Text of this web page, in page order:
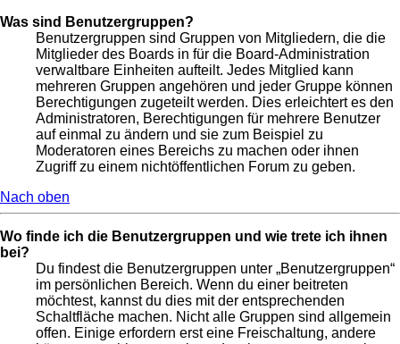
Was sind Benutzergruppen?
Benutzergruppen sind Gruppen von Mitgliedern, die die
Mitglieder des Boards in für die Board-Administration
verwaltbare Einheiten aufteilt. Jedes Mitglied kann
mehreren Gruppen angehören und jeder Gruppe können
Berechtigungen zugeteilt werden. Dies erleichtert es den
Administratoren, Berechtigungen für mehrere Benutzer
auf einmal zu ändern und sie zum Beispiel zu
Moderatoren eines Bereichs zu machen oder ihnen
Zugriff zu einem nichtöffentlichen Forum zu geben.
Nach oben
Wo finde ich die Benutzergruppen und wie trete ich ihnen
bei?
Du findest die Benutzergruppen unter „Benutzergruppen“
im persönlichen Bereich. Wenn du einer beitreten
möchtest, kannst du dies mit der entsprechenden
Schaltfläche machen. Nicht alle Gruppen sind allgemein
offen. Einige erfordern erst eine Freischaltung, andere